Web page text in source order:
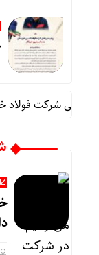
شرکت فولاد